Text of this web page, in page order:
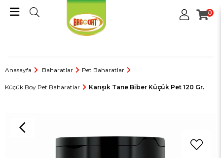
0
Anasayfa Baharatlar Pet Baharatlar
Küçük Boy Pet Baharatlar Karışık Tane Biber Küçük Pet 120 Gr.